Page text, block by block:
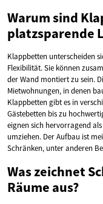
Warum sind
platzsparende
Klappbetten unterscheiden
Flexibilität. Sie können
der Wand montiert zu sein.
Mietwohnungen, in denen
Klappbetten gibt es in
Gästebetten bis zu
eignen sich hervorragend
umziehen. Der Aufbau ist
Schränken, unter anderen
Was zeichnet
Räume aus?